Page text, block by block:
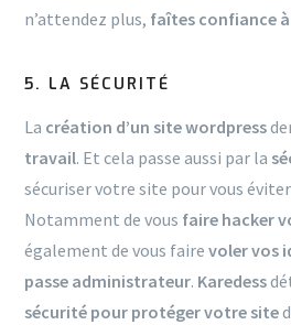
n’attendez plus, faîtes confiance à
5. LA SÉCURITÉ
La création d’un site wordpress
travail. Et cela passe aussi par la
sécuriser votre site pour vous
Notamment de vous faire hacker
également de vous fairevoler vos
passe administrateur. Karedess
sécurité pour protéger votre site